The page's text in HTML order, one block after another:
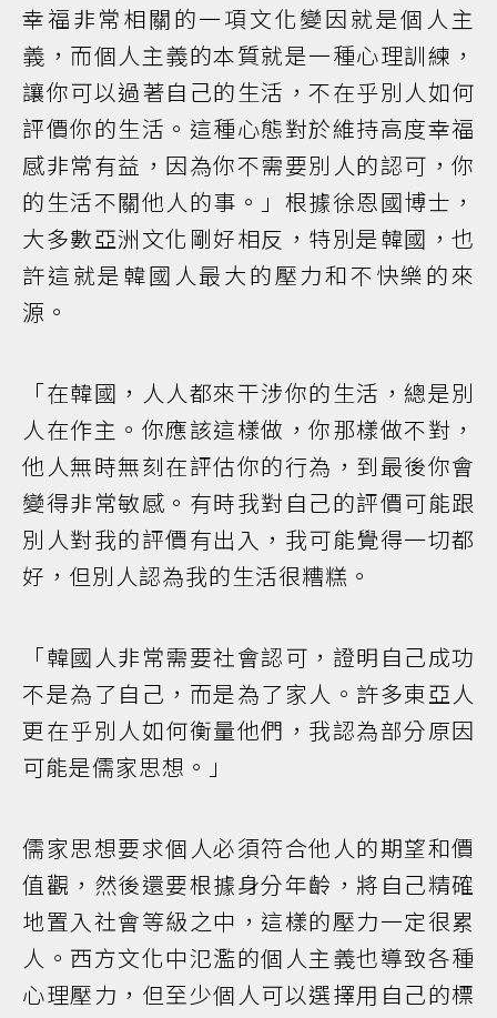
幸福非常相關的一項文化變因就是個人主
義，而個人主義的本質就是一種心理訓練，
讓你可以過著自己的生活，不在乎別人如何
評價你的生活。這種心態對於維持高度幸福
感非常有益，因為你不需要別人的認可，你
的生活不關他人的事。」根據徐恩國博士，
大多數亞洲文化剛好相反，特別是韓國，也
許這就是韓國人最大的壓力和不快樂的來
源。
「在韓國，人人都來干涉你的生活，總是別
人在作主。你應該這樣做，你那樣做不對，
他人無時無刻在評估你的行為，到最後你會
變得非常敏感。有時我對自己的評價可能跟
別人對我的評價有出入，我可能覺得一切都
好，但別人認為我的生活很糟糕。
「韓國人非常需要社會認可，證明自己成功
不是為了自己，而是為了家人。許多東亞人
更在乎別人如何衡量他們，我認為部分原因
可能是儒家思想。」
儒家思想要求個人必須符合他人的期望和價
值觀，然後還要根據身分年齡，將自己精確
地置入社會等級之中，這樣的壓力一定很累
人。西方文化中氾濫的個人主義也導致各種
心理壓力，但至少個人可以選擇用自己的標